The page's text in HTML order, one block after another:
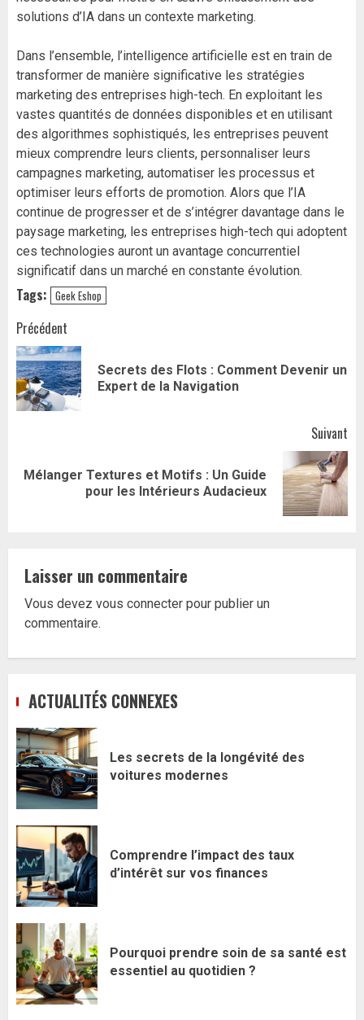
solutions d’IA dans un contexte marketing.
Dans l’ensemble, l’intelligence artificielle est en train de
transformer de manière significative les stratégies
marketing des entreprises high-tech. En exploitant les
vastes quantités de données disponibles et en utilisant
des algorithmes sophistiqués, les entreprises peuvent
mieux comprendre leurs clients, personnaliser leurs
campagnes marketing, automatiser les processus et
optimiser leurs efforts de promotion. Alors que l’IA
continue de progresser et de s’intégrer davantage dans le
paysage marketing, les entreprises high-tech qui adoptent
ces technologies auront un avantage concurrentiel
significatif dans un marché en constante évolution.
Tags: Geek Eshop
Navigation
d’article
Précédent
Secrets des Flots : Comment Devenir un
Expert de la Navigation
Suivant
Article
Mélanger Textures et Motifs : Un Guide
pour les Intérieurs Audacieux
Laisser un commentaire
Vous devez vous connecter pour publier un
commentaire.
ACTUALITÉS CONNEXES
Les secrets de la longévité des
voitures modernes
Comprendre l’impact des taux
d’intérêt sur vos finances
Pourquoi prendre soin de sa santé est
essentiel au quotidien ?